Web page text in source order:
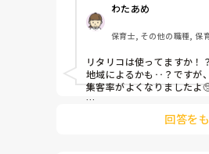
わたあめ
保育士, その他の職種, 保
リタリコは使ってますか！？
地域によるかも‥？ですが、
集客率がよくなりましたよ
あと、小学校や幼稚園に
回答を